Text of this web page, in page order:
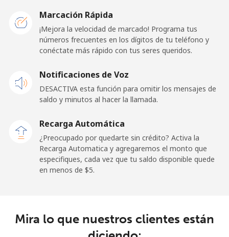
San Marino
Línea fija ⁦32.9¢⁩ 15 min por ⁦$5⁩ -
Sao Tome And Principe
country
⁦313.5¢⁩
Saudi Arabia
Marcación Rápida
¡Mejora la velocidad de marcado! Programa tus
números frecuentes en los dígitos de tu teléfono y
conéctate más rápido con tus seres queridos.
Notificaciones de Voz
DESACTIVA esta función para omitir los mensajes de
saldo y minutos al hacer la llamada.
Recarga Automática
¿Preocupado por quedarte sin crédito? Activa la
Recarga Automatica y agregaremos el monto que
especifiques, cada vez que tu saldo disponible quede
en menos de ⁦$5⁩.
Mira lo que nuestros clientes están